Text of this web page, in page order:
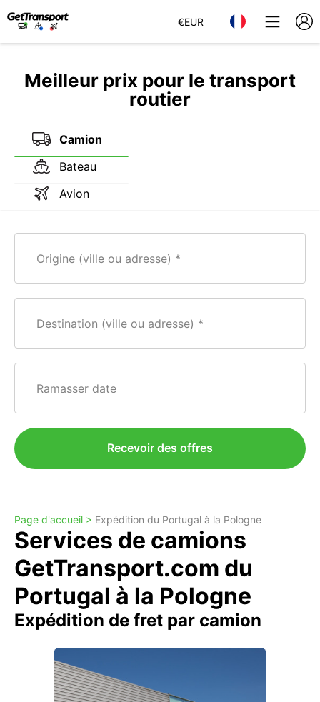
€EUR
Meilleur prix pour le transport
routier
Camion
Bateau
Avion
Origine (ville ou adresse)
Destination (ville ou adresse)
Ramasser date
Recevoir des offres
Page d'accueil > Expédition du Portugal à la Pologne
Services de camions
GetTransport.com du
Portugal à la Pologne
Expédition de fret par camion